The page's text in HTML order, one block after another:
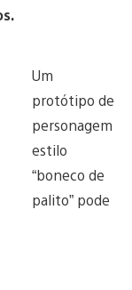
Um
protótipo de
personagem
estilo
“boneco de
palito” pode